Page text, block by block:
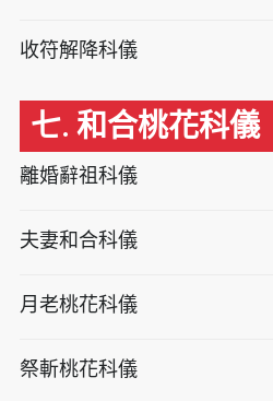
收符解降科儀
七. 和合桃花科儀
離婚辭祖科儀
夫妻和合科儀
月老桃花科儀
祭斬桃花科儀